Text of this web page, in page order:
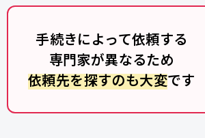
手続きによって依頼する
専門家が異なるため
依頼先を探すのも大変です